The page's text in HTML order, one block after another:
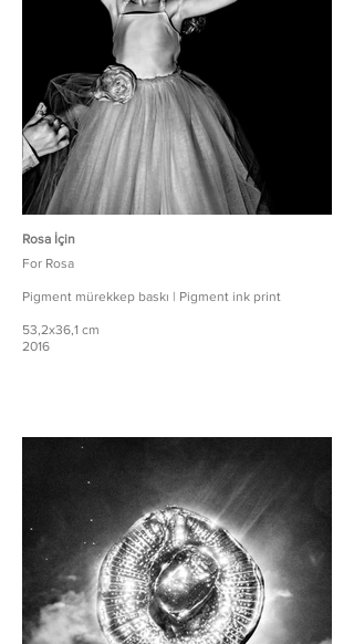
Rosa İçin
For Rosa
Pigment mürekkep baskı | Pigment ink print
53,2x36,1 cm
2016